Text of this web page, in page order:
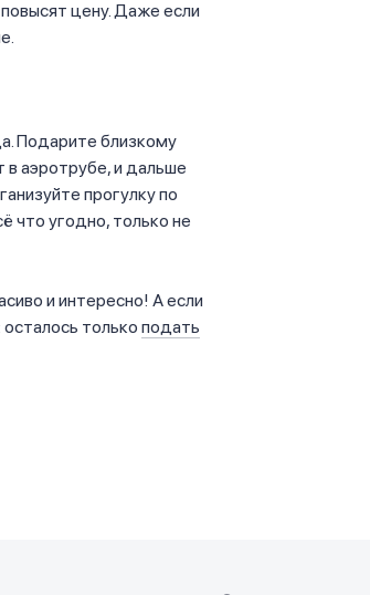
цену. Даже если
Подарите близкому
в аэротрубе, и дальше
прогулку по
что угодно, только не
и интересно! А если
только подать